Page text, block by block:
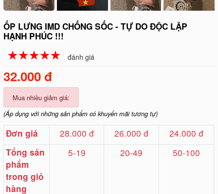
ỐP LƯNG IMD CHỐNG SỐC - TỰ DO ĐỘC LẬP
HẠNH PHÚC !!!
☆☆☆☆☆
★★★★★ đánh giá
32.000 đ
Mua nhiều giảm giá:
(Áp dụng với những sản phẩm có khuyến mãi tương tự)
Đơn giá 28.000 đ 26.000 đ 24.000 đ
Tổng sản
phẩm
trong giỏ
hàng
5-19 20-49 50-100